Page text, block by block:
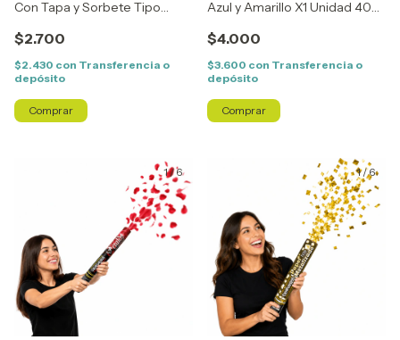
Con Tapa y Sorbete Tipo
$2.700
$2.430 con Transferencia o
depósito
Azul y Amarillo X1 Unidad 40
$4.000
$3.600 con Transferencia o
depósito
1/6 1/6